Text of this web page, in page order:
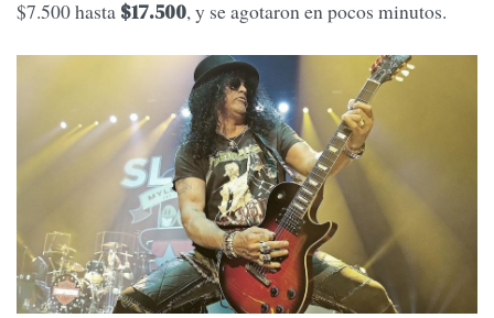
$7.500 hasta $17.500, y se agotaron en pocos minutos.